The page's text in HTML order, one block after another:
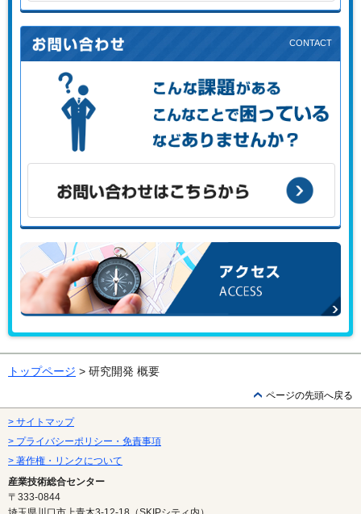
初めての方はこちらから
こんな課題がある、こんなことで困っている、などありませ
お問い合わせはこちらから
トップページ > 研究開発 概要
ページの先頭へ戻る
> サイトマップ
> プライバシーポリシー・免責事項
> 著作権・リンクについて
産業技術総合センター
〒333-0844